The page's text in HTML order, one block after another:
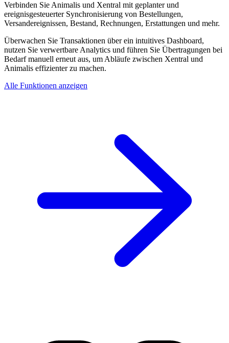
Verbinden Sie Animalis und Xentral mit geplanter und
ereignisgesteuerter Synchronisierung von Bestellungen,
Versandereignissen, Bestand, Rechnungen, Erstattungen und mehr.
Überwachen Sie Transaktionen über ein intuitives Dashboard,
nutzen Sie verwertbare Analytics und führen Sie Übertragungen bei
Bedarf manuell erneut aus, um Abläufe zwischen Xentral und
Animalis effizienter zu machen.
Alle Funktionen anzeigen